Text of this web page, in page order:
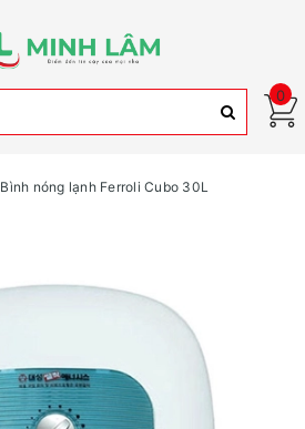
0
Bình nóng lạnh Ferroli Cubo 30L